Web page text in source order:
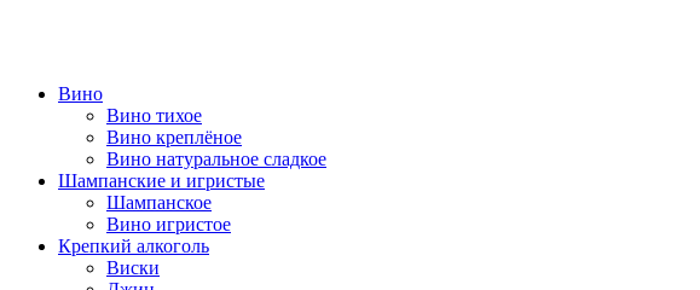
Вино
Вино тихое
Вино креплёное
Вино натуральное сладкое
Шампанские и игристые
Шампанское
Вино игристое
Крепкий алкоголь
Виски